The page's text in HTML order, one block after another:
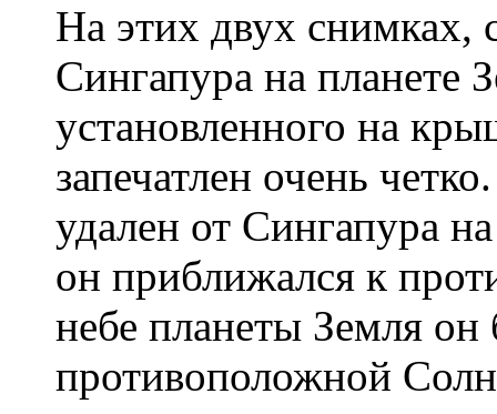
На этих двух снимках,
Сингапура на планете
установленного на
запечатлен очень
удален от Сингапура
он приближался к
небе планеты Земля он
противоположной